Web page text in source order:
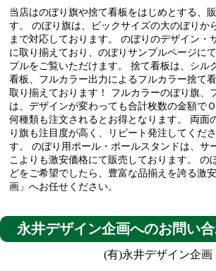
当店はのぼり旗や捨て看板をはじめとする、
す。
のぼり旗は、ビックサイズの大のぼりか
まで対応しております。
のぼりのデザイン・
に取り揃えており、のぼりサンプルページに
プルをご覧いただけます。
捨て看板は、シル
看板、フルカラー出力によるフルカラー捨て
取り揃えております！
フルカラーのぼり旗、
は、デザインが変わっても合計枚数の金額で
何種類も注文されるとお得となります。
両面
り旗も注目度が高く、リピート発注してくだ
す。
のぼり用ポール・ポールスタンドは、サ
こよりも激安価格にて販売しております。
の
どをご希望でしたら、豊富な品揃えを誇る激
画」へお任せください。
永井デザイン企画へのお問い
(有)永井デザイン企画